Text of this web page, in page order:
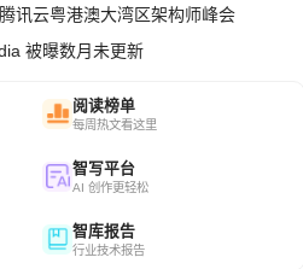
讯云粤港澳大湾区架构师峰会
被曝数月未更新
阅读榜单
每周热文看这里
智写平台
AI 创作更轻松
智库报告
行业技术报告